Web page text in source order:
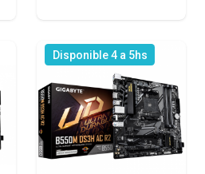
Disponible 4 a 5hs